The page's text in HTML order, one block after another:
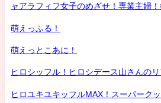
ャアラフィフ女子のめざせ！専業主婦
萌えっふる！
萌えっとこあに！
ヒロシッフル！ヒロシデース山さんの
ヒロユキユキッフルMAX！スーパークッ